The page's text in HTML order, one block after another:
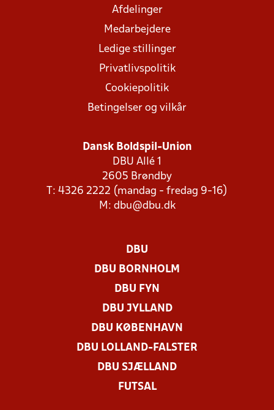
Afdelinger
Medarbejdere
Ledige stillinger
Privatlivspolitik
Cookiepolitik
Betingelser og vilkår
Dansk Boldspil-Union
DBU Allé 1
2605 Brøndby
T: 4326 2222 (mandag - fredag 9-16)
M: dbu@dbu.dk
DBU
DBU BORNHOLM
DBU FYN
DBU JYLLAND
DBU KØBENHAVN
DBU LOLLAND-FALSTER
DBU SJÆLLAND
FUTSAL